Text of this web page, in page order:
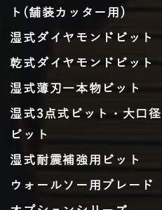
ト(舗装カッター用)
湿式ダイヤモンドビット
乾式ダイヤモンドビット
湿式薄刃一本物ビット
湿式3点式ビット・大口径
ビット
湿式耐震補強用ビット
ウォールソー用ブレード